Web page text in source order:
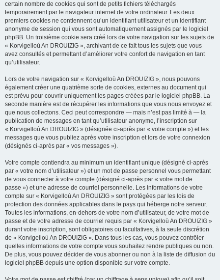
certain nombre de cookies qui sont de petits fichiers téléchargés
temporairement par le navigateur internet de votre ordinateur. Les deux
premiers cookies ne contiennent qu’un identifiant utilisateur et un identifiant
anonyme de session qui vous sont automatiquement assignés par le logiciel
phpBB. Un troisième cookie sera créé lors de votre navigation sur les sujets de
« Korvigelloù An DROUIZIG », archivant de ce fait tous les sujets que vous
avez consultés et permettant d’améliorer votre confort de navigation en tant
qu’utilisateur.
Lors de votre navigation sur « Korvigelloù An DROUIZIG », nous pouvons
également créer une quatrième sorte de cookies, externes au document qui
est prévu pour couvrir uniquement les pages créées par le logiciel phpBB. La
seconde manière est de récupérer les informations que vous nous envoyez et
que nous collectons. Ceci peut correspondre — mais n’est pas limité à — la
publication de messages en tant qu’utilisateur anonyme, l’inscription sur
« Korvigelloù An DROUIZIG » (désignée ci-après par « votre compte ») et les
messages que vous publiez après votre inscription et lors de votre connexion
(désignés ci-après par « vos messages »).
Votre compte contiendra au minimum un identifiant unique (désigné ci-après
par « votre nom d’utilisateur ») et un mot de passe personnel vous permettant
de vous connecter à votre compte (désigné ci-après par « votre mot de
passe ») et une adresse de courriel personnelle. Les informations de votre
compte sur « Korvigelloù An DROUIZIG » sont protégées par les lois de
protection des données applicables dans le pays qui héberge notre serveur.
Toutes les informations, en-dehors de votre nom d’utilisateur, de votre mot de
passe et de votre adresse de courriel requis par « Korvigelloù An DROUIZIG »
durant votre inscription, sont obligatoires ou facultatives, à la seule discrétion
de « Korvigelloù An DROUIZIG ». Dans tous les cas, vous pouvez contrôler
quelles informations de votre compte vous souhaitez rendre publiques ou non.
De plus, vous pouvez décider de vous abonner ou non à la liste de diffusion du
logiciel phpBB depuis une option disponible sur votre compte.